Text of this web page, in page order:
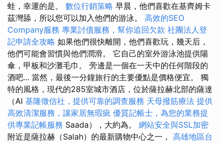
蛙，幸運的是。 數位行銷策略 早晨，他們喜歡在基齊姆卡
茲灣舔，所以您可以加入他們的游泳。 高效的SEO
Company服務 專業討債服務，幫你追回欠款 社團法人登
記申請全攻略 如果他們很快離開，他們喜歡玩，幾天后，
他們可能會習慣與他們潤滑。 它自己的室外游泳池提供陽
傘，甲板和沙灘毛巾。 旁邊是一個在一天中的任何階段的
酒吧... 當然，最後一分鐘旅行的主要優點是價格便宜。 獨
特的風格，現代的285室城市酒店，位於薩拉赫北部的薩達
（Al 基隆徵信社，提供可靠的調查服務 天母撥筋療法 提供
高效清潔服務，讓家居無瑕疵 優質記帳士，為您的業務提
供專業記帳服務 Saada），大約為。 網站安全與SSL加密
附近是薩拉赫（Salah）的最新購物中心之一， 高雄地區台